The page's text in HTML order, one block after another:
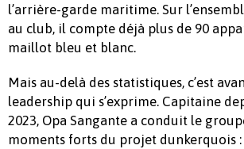
l’arrière-garde maritime. Sur
au club, il compte déjà plus de 90
maillot bleu et blanc.
Mais au-delà des statistiques, c’est
leadership qui s’exprime. Capitaine
2023, Opa Sangante a conduit le
moments forts du projet dunkerquois